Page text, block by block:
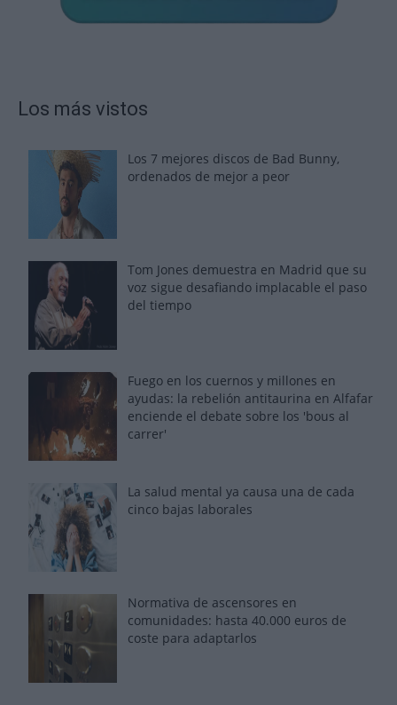
Los más vistos
Los 7 mejores discos de Bad Bunny,
ordenados de mejor a peor
Tom Jones demuestra en Madrid que su
voz sigue desafiando implacable el paso
del tiempo
Fuego en los cuernos y millones en
ayudas: la rebelión antitaurina en Alfafar
enciende el debate sobre los 'bous al
carrer'
La salud mental ya causa una de cada
cinco bajas laborales
Normativa de ascensores en
comunidades: hasta 40.000 euros de
coste para adaptarlos